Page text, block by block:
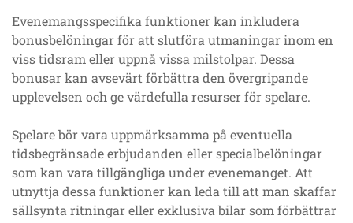
Evenemangsspecifika funktioner kan inkludera
bonusbelöningar för att slutföra utmaningar inom en
viss tidsram eller uppnå vissa milstolpar. Dessa
bonusar kan avsevärt förbättra den övergripande
upplevelsen och ge värdefulla resurser för spelare.
Spelare bör vara uppmärksamma på eventuella
tidsbegränsade erbjudanden eller specialbelöningar
som kan vara tillgängliga under evenemanget. Att
utnyttja dessa funktioner kan leda till att man skaffar
sällsynta ritningar eller exklusiva bilar som förbättrar